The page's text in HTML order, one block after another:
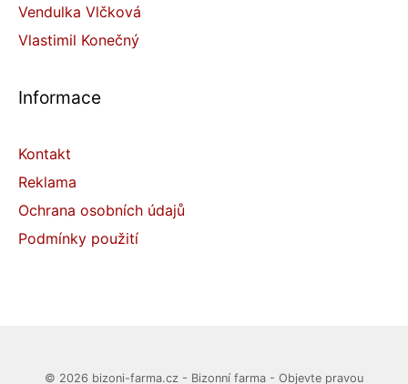
Vendulka Vlčková
Vlastimil Konečný
Informace
Kontakt
Reklama
Ochrana osobních údajů
Podmínky použití
© 2026 bizoni-farma.cz - Bizonní farma - Objevte pravou